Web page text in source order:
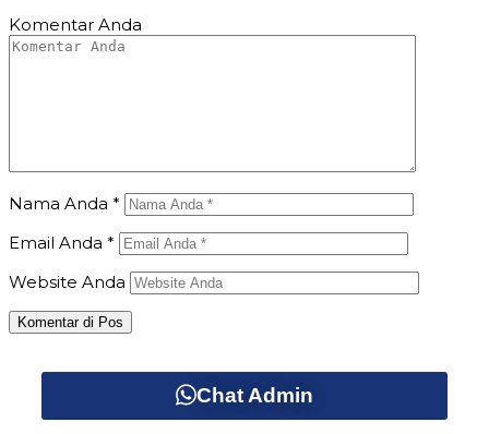
Komentar Anda
Nama Anda *
Email Anda *
Website Anda
Chat Admin